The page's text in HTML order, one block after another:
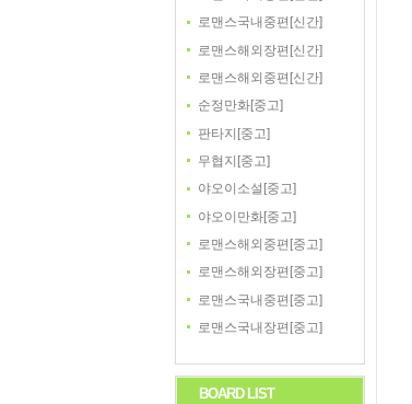
로맨스국내중편[신간]
로맨스해외장편[신간]
로맨스해외중편[신간]
순정만화[중고]
판타지[중고]
무협지[중고]
야오이소설[중고]
야오이만화[중고]
로맨스해외중편[중고]
로맨스해외장편[중고]
로맨스국내중편[중고]
로맨스국내장편[중고]
BOARD LIST